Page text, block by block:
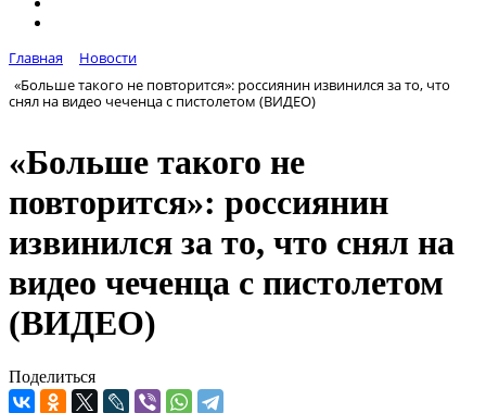
Главная
Новости
«Больше такого не повторится»: россиянин извинился за то, что
снял на видео чеченца с пистолетом (ВИДЕО)
«Больше такого не
повторится»: россиянин
извинился за то, что снял на
видео чеченца с пистолетом
(ВИДЕО)
Поделиться